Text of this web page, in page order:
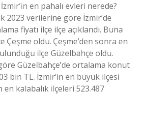
en pahalı evleri nerede?
2023 verilerine göre İzmir’de
fiyatı ilçe ilçe açıklandı. Buna
Çeşme oldu. Çeşme’den sonra en
ilçe Güzelbahçe oldu.
Güzelbahçe’de ortalama konut
bin TL. İzmir’in en büyük ilçesi
en kalabalık ilçeleri 523.487